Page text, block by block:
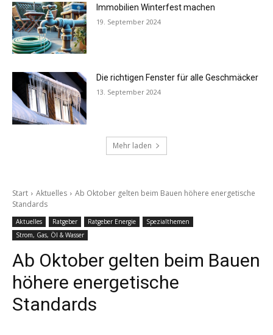
Immobilien Winterfest machen
19. September 2024
Die richtigen Fenster für alle Geschmäcker
13. September 2024
Mehr laden